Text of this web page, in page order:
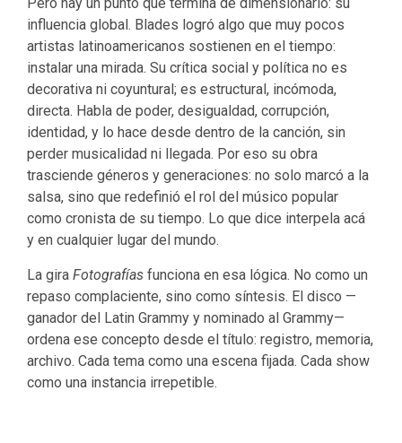
influencia global. Blades logró algo que muy pocos
artistas latinoamericanos sostienen en el tiempo:
instalar una mirada. Su crítica social y política no es
decorativa ni coyuntural; es estructural, incómoda,
directa. Habla de poder, desigualdad, corrupción,
identidad, y lo hace desde dentro de la canción, sin
perder musicalidad ni llegada. Por eso su obra
trasciende géneros y generaciones: no solo marcó a la
salsa, sino que redefinió el rol del músico popular
como cronista de su tiempo. Lo que dice interpela acá
y en cualquier lugar del mundo.
La gira Fotografías funciona en esa lógica. No como un
repaso complaciente, sino como síntesis. El disco —
ganador del Latin Grammy y nominado al Grammy—
ordena ese concepto desde el título: registro, memoria,
archivo. Cada tema como una escena fijada. Cada show
como una instancia irrepetible.